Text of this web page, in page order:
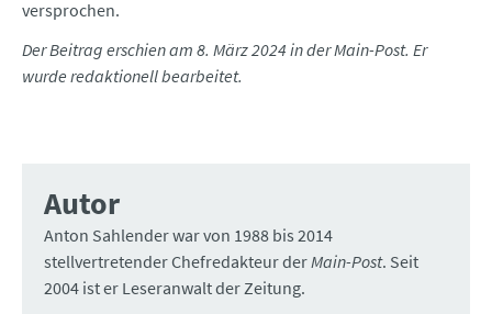
versprochen.
Der Beitrag erschien am 8. März 2024 in der Main-Post. Er
wurde redaktionell bearbeitet.
Autor
Anton Sahlender war von 1988 bis 2014
stellvertretender Chefredakteur derMain-Post. Seit
2004 ist er Leseranwalt der Zeitung.